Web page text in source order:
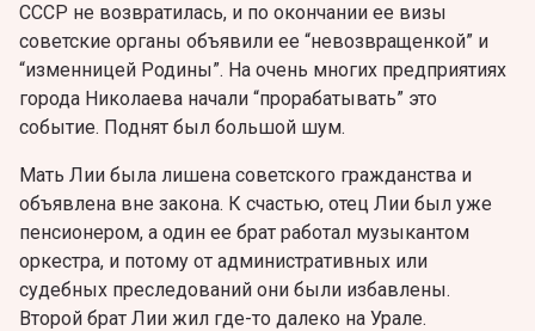
СССР не возвратилась, и по окончании ее визы
советские органы объявили ее “невозвращенкой” и
“изменницей Родины”. На очень многих предприятиях
города Николаева начали “прорабатывать” это
событие. Поднят был большой шум.
Мать Лии была лишена советского гражданства и
объявлена вне закона. К счастью, отец Лии был уже
пенсионером, а один ее брат работал музыкантом
оркестра, и потому от административных или
судебных преследований они были избавлены.
Второй брат Лии жил где-то далеко на Урале.